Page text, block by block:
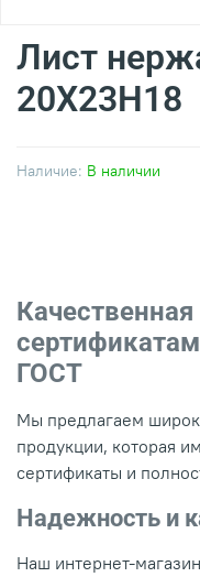
Наличие: В наличии
Лист
20Х23Н18
ГОСТ
Мы предлагаем
продукции, которая
сертификаты и
Надежность и
Наш интернет-